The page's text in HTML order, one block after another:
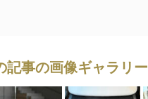
記事の画像ギャラリー